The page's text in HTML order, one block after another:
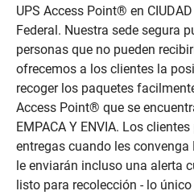
UPS Access Point® en
Federal. Nuestra sede segura
personas que no pueden
ofrecemos a los clientes la
recoger los paquetes
Access Point® que se
EMPACA Y ENVIA. Los
entregas cuando les
le enviarán incluso una alerta
listo para recolección - lo